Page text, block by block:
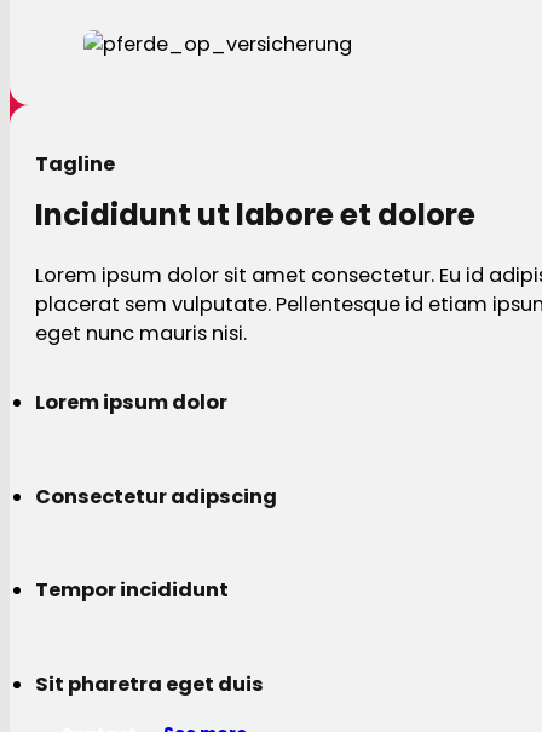
Tagline
Incididunt ut labore et dolore
Lorem ipsum dolor sit amet consectetur. Eu id
placerat sem vulputate. Pellentesque id etiam
eget nunc mauris nisi.
Lorem ipsum dolor
Consectetur adipscing
Tempor incididunt
Sit pharetra eget duis